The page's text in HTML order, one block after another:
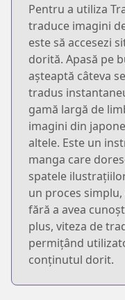
Pentru a utiliza
traduce imagini
este să accesezi
dorită. Apasă pe
așteaptă câteva
tradus
gamă largă de
imagini din
altele. Este un
manga care
spatele
un proces
fără a avea
plus, viteza de
permițând
conținutul dorit.